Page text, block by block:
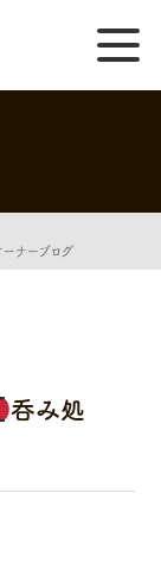
ナーブログ
呑み処